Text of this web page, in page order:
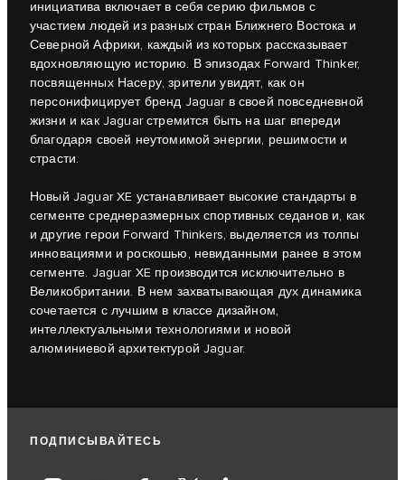
инициатива включает в себя серию фильмов с
участием людей из разных стран Ближнего Востока и
Северной Африки, каждый из которых рассказывает
вдохновляющую историю. В эпизодах Forward Thinker,
посвященных Насеру, зрители увидят, как он
персонифицирует бренд Jaguar в своей повседневной
жизни и как Jaguar стремится быть на шаг впереди
благодаря своей неутомимой энергии, решимости и
страсти.
Новый Jaguar XE устанавливает высокие стандарты в
сегменте среднеразмерных спортивных седанов и, как
и другие герои Forward Thinkers, выделяется из толпы
инновациями и роскошью, невиданными ранее в этом
сегменте. Jaguar XE производится исключительно в
Великобритании. В нем захватывающая дух динамика
сочетается с лучшим в классе дизайном,
интеллектуальными технологиями и новой
алюминиевой архитектурой Jaguar.
ПОДПИСЫВАЙТЕСЬ